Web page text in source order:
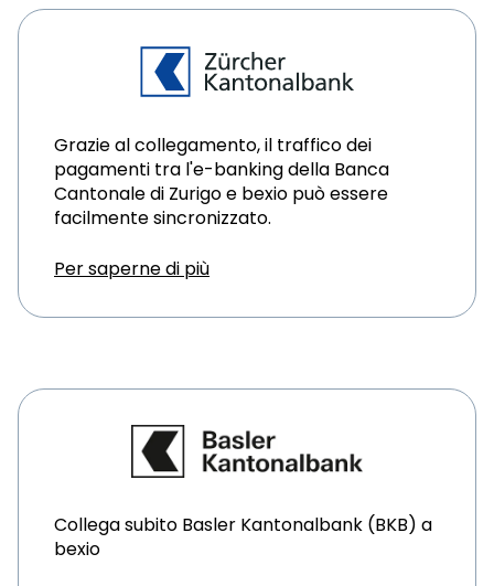
Grazie al collegamento, il traffico dei
pagamenti tra l'e-banking della Banca
Cantonale di Zurigo e bexio può essere
facilmente sincronizzato.
Per saperne di più
Collega subito Basler Kantonalbank (BKB) a
bexio